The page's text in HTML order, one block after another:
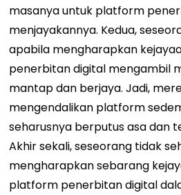
masanya untuk platform
menjayakannya. Kedua,
apabila mengharapkan
penerbitan digital mengambil
mantap dan berjaya. Jadi,
mengendalikan platform
seharusnya berputus asa dan
Akhir sekali, seseorang tidak
mengharapkan sebarang
platform penerbitan digital